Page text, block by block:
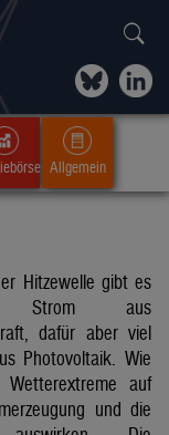
Allgemein
Hitzewelle gibt es
Strom aus
dafür aber viel
Photovoltaik. Wie
auf
und die